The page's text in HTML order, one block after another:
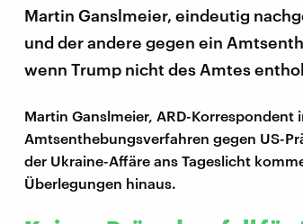
Martin Ganslmeier, eindeutig
und der andere gegen ein
wenn Trump nicht des Amtes
Martin Ganslmeier, ARD-
Amtsenthebungsverfahren gegen US-
der Ukraine-Affäre ans Tageslicht
Überlegungen hinaus.